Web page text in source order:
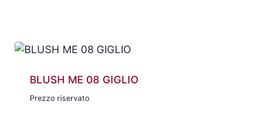
BLUSH ME 08 GIGLIO
Prezzo riservato